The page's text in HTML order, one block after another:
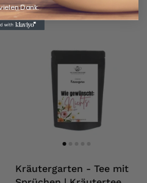
€119,00 / kg
Kräutergarten - Tee mit
Dank.